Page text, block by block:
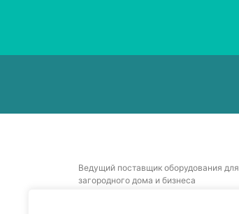
Ведущий поставщик оборудования для
загородного дома и бизнеса